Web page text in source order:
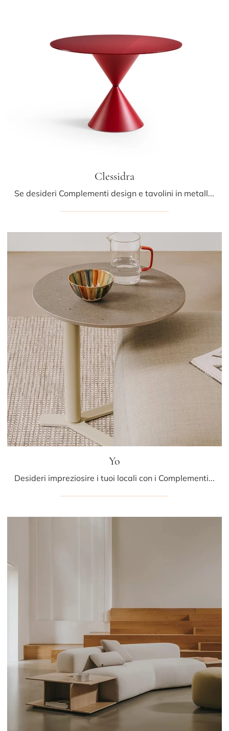
Clessidra
Se desideri Complementi design e tavolini in metallo scopri di più sul modello Clessidra della firma Midj.
Yo
Desideri impreziosire i tuoi locali con i Complementi LaPalma? Ti presentiamo differenti modelli di tavolini in HPL come Yo.